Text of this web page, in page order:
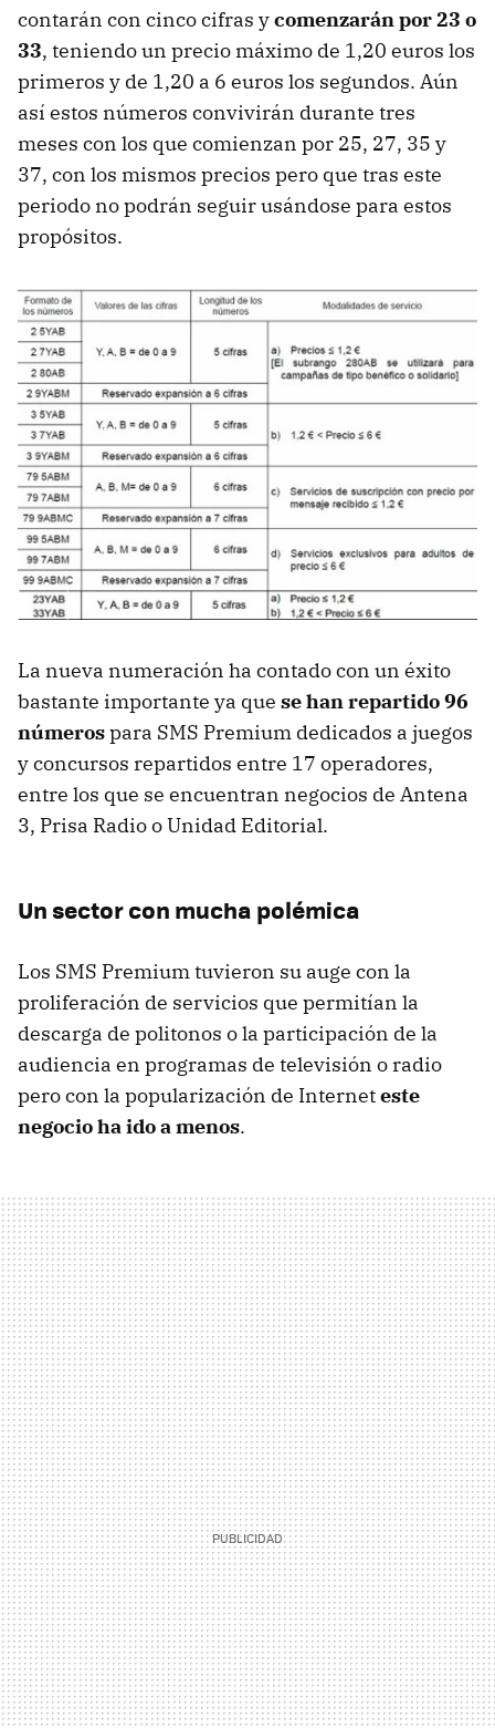
contarán con cinco cifras ycomenzarán por 23 o
33, teniendo un precio máximo de 1,20 euros los
primeros y de 1,20 a 6 euros los segundos. Aún
así estos números convivirán durante tres
meses con los que comienzan por 25, 27, 35 y
37, con los mismos precios pero que tras este
periodo no podrán seguir usándose para estos
propósitos.
La nueva numeración ha contado con un éxito
bastante importante ya que se han repartido 96
númerospara SMS Premium dedicados a juegos
y concursos repartidos entre 17 operadores,
entre los que se encuentran negocios de Antena
3, Prisa Radio o Unidad Editorial.
Un sector con mucha polémica
Los SMS Premium tuvieron su auge con la
proliferación de servicios que permitían la
descarga de politonos o la participación de la
audiencia en programas de televisión o radio
pero con la popularización de Interneteste
negocio ha ido a menos.